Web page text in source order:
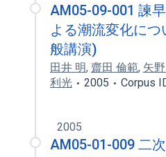
AM05-09-001 諫
よる潮流変化に
般講演)
田井 明, 齋田 倫範, 矢
利光
2005 Corpus
2005
AM05-01-009 二